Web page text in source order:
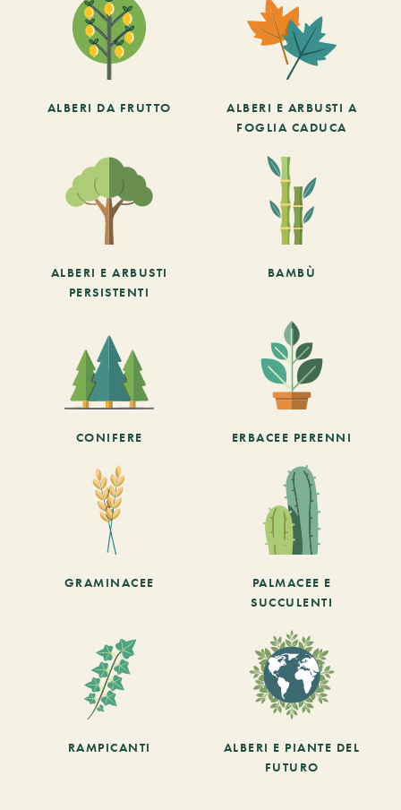
ALBERI DA FRUTTO
ALBERI E ARBUSTI A
FOGLIA CADUCA
ALBERI E ARBUSTI
PERSISTENTI
BAMBÙ
CONIFERE ERBACEE PERENNI
GRAMINACEE
PALMACEE E
SUCCULENTI
RAMPICANTI
ALBERI E PIANTE DEL
FUTURO